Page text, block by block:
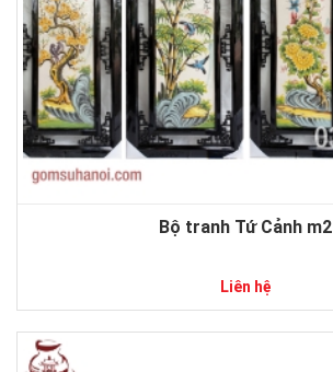
Bộ tranh Tứ Cảnh m2
Liên hệ